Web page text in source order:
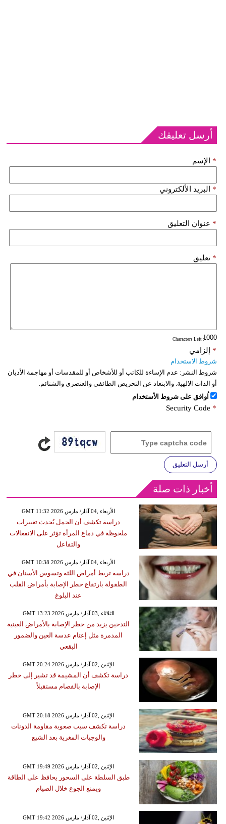
أرسل تعليقك
الإسم *
البريد الألكتروني *
عنوان التعليق *
تعليق *
: Characters Left
إلزامي *
شروط الاستخدام
شروط النشر: عدم الإساءة للكاتب أو للأشخاص أو للمقدسات أو مهاجمة الأديان
أو الذات الالهية. والابتعاد عن التحريض الطائفي والعنصري والشتائم.
اُوافق على شروط الأستخدام
Security Code *
أرسل التعليق
أخبار ذات صلة
GMT 11:32 2026 الأربعاء ,04 آذار/ مارس
دراسة تكشف أن الحمل يُحدث تغييرات
ملحوظة في دماغ المرأة تؤثر على الانفعالات
والتفاعل
GMT 10:38 2026 الأربعاء ,04 آذار/ مارس
دراسة تربط أمراض اللثة وتسوس الأسنان في
الطفولة بارتفاع خطر الإصابة بأمراض القلب
عند البلوغ
GMT 13:23 2026 الثلاثاء ,03 آذار/ مارس
التدخين يزيد من خطر الإصابة بالأمراض العينية
المدمرة مثل إعتام عدسة العين والضمور
البقعي
GMT 20:24 2026 الإثنين ,02 آذار/ مارس
دراسة تكشف أن المشيمة قد تشير إلى خطر
الإصابة بالفصام مستقبلاً
GMT 20:18 2026 الإثنين ,02 آذار/ مارس
دراسة تكشف سبب صعوبة مقاومة الدونات
والوجبات المغرية بعد الشبع
GMT 19:49 2026 الإثنين ,02 آذار/ مارس
طبق السلطة على السحور يحافظ على الطاقة
ويمنع الجوع خلال الصيام
GMT 19:42 2026 الإثنين ,02 آذار/ مارس